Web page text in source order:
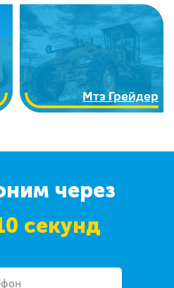
Мтз Грейдер
через
секунд